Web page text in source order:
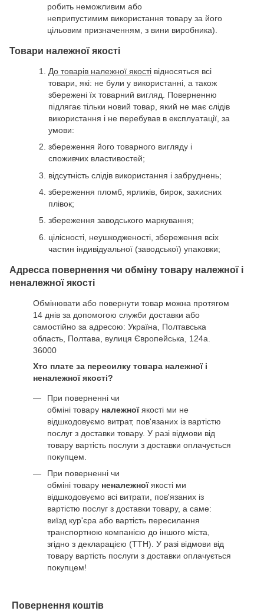
робить неможливим або
неприпустимим використання товару за його
цільовим призначенням, з вини виробника).
Товари належної якості
До товарів належної якості відносяться всі
товари, які: не були у використанні, а також
збережені їх товарний вигляд. Поверненню
підлягає тільки новий товар, який не має слідів
використання і не перебував в експлуатації, за
умови:
збереження його товарного вигляду і
споживчих властивостей;
відсутність слідів використання і забруднень;
збереження пломб, ярликів, бирок, захисних
плівок;
збереження заводського маркування;
цілісності, неушкодженості, збереження всіх
частин індивідуальної (заводської) упаковки;
Адресса повернення чи обміну товару належної і
неналежної якості
Обмінювати або повернути товар можна протягом
14 днів за допомогою служби доставки або
самостійно за адресою: Україна, Полтавська
область, Полтава, вулиця Європейська, 124а.
36000
Хто плате за пересилку товара належної і
неналежної якості?
При поверненні чи
обміні товару належноїякості ми не
відшкодовуємо витрат, пов'язаних із вартістю
послуг з доставки товару. У разі відмови від
товару вартість послуги з доставки оплачується
покупцем.
При поверненні чи
обміні товару неналежноїякості ми
відшкодовуємо всі витрати, пов'язаних із
вартістю послуг з доставки товару, а саме:
виїзд кур'єра або вартість пересилання
транспортною компанією до іншого міста,
згідно з декларацією (ТТН). У разі відмови від
товару вартість послуги з доставки оплачується
покупцем!
Повернення коштів